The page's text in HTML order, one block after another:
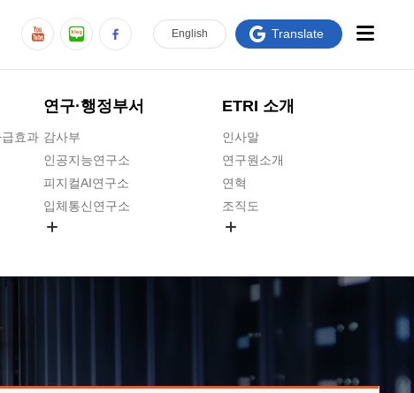
효과
연구·행정부서
감사부
인공지능연구소
피지컬AI연구소
입체통신연구소
호남권연구본부
ETRI 소개
인사말
연구원소개
연혁
조직도
연구원 고객헌장
주요업무연락처
English Translate